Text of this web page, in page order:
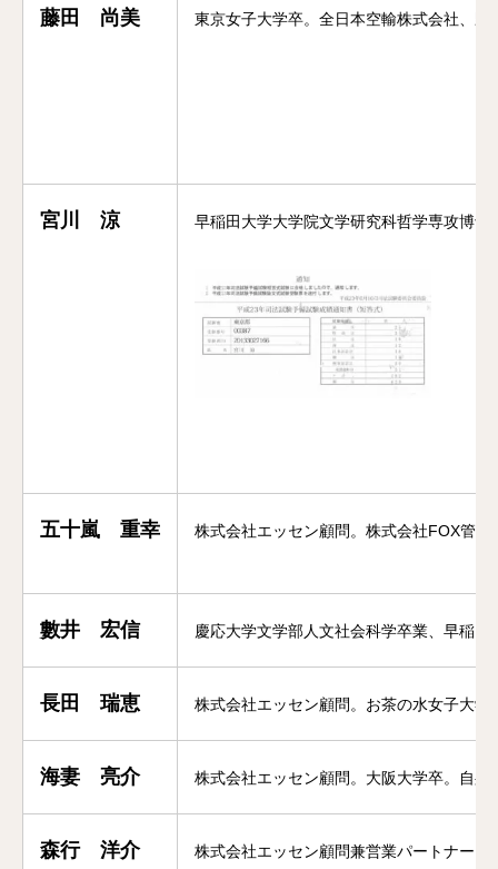
藤田 尚美 東京女子大学卒。全日本空輸株式会社、
宮川 涼 早稲田大学大学院文学研究科哲学専攻博
五十嵐 重幸 株式会社エッセン顧問。株式会社FOX管
數井 宏信 慶応大学文学部人文社会科学卒業、早稲
長田 瑞恵 株式会社エッセン顧問。お茶の水女子大
海妻 亮介 株式会社エッセン顧問。大阪大学卒。自
森行 洋介 株式会社エッセン顧問兼営業パートナー